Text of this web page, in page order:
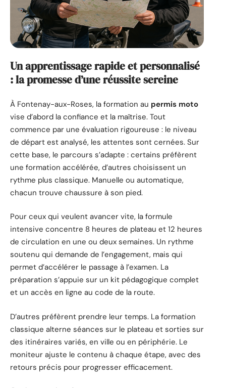
Un apprentissage rapide et personnalisé
: la promesse d’une réussite sereine
À Fontenay-aux-Roses, la formation au permis moto
vise d’abord la confiance et la maîtrise. Tout
commence par une évaluation rigoureuse : le niveau
de départ est analysé, les attentes sont cernées. Sur
cette base, le parcours s’adapte : certains préfèrent
une formation accélérée, d’autres choisissent un
rythme plus classique. Manuelle ou automatique,
chacun trouve chaussure à son pied.
Pour ceux qui veulent avancer vite, la formule
intensive concentre 8 heures de plateau et 12 heures
de circulation en une ou deux semaines. Un rythme
soutenu qui demande de l’engagement, mais qui
permet d’accélérer le passage à l’examen. La
préparation s’appuie sur un kit pédagogique complet
et un accès en ligne au code de la route.
D’autres préfèrent prendre leur temps. La formation
classique alterne séances sur le plateau et sorties sur
des itinéraires variés, en ville ou en périphérie. Le
moniteur ajuste le contenu à chaque étape, avec des
retours précis pour progresser efficacement.